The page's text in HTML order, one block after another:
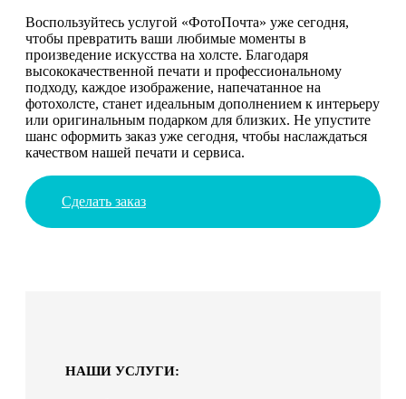
Воспользуйтесь услугой «ФотоПочта» уже сегодня,
чтобы превратить ваши любимые моменты в
произведение искусства на холсте. Благодаря
высококачественной печати и профессиональному
подходу, каждое изображение, напечатанное на
фотохолсте, станет идеальным дополнением к интерьеру
или оригинальным подарком для близких. Не упустите
шанс оформить заказ уже сегодня, чтобы наслаждаться
качеством нашей печати и сервиса.
Сделать заказ
НАШИ УСЛУГИ: